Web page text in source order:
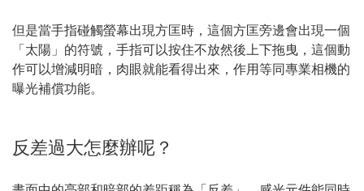
但是當手指碰觸螢幕出現方匡時，這個方匡旁邊會出現一個
「太陽」的符號，手指可以按住不放然後上下拖曳，這個動
作可以增減明暗，肉眼就能看得出來，作用等同專業相機的
曝光補償功能。
反差過大怎麼辦呢？